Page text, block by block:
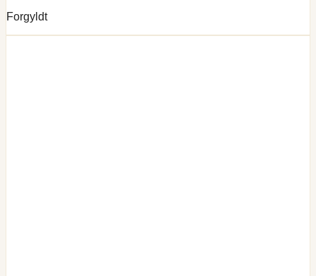
Forgyldt